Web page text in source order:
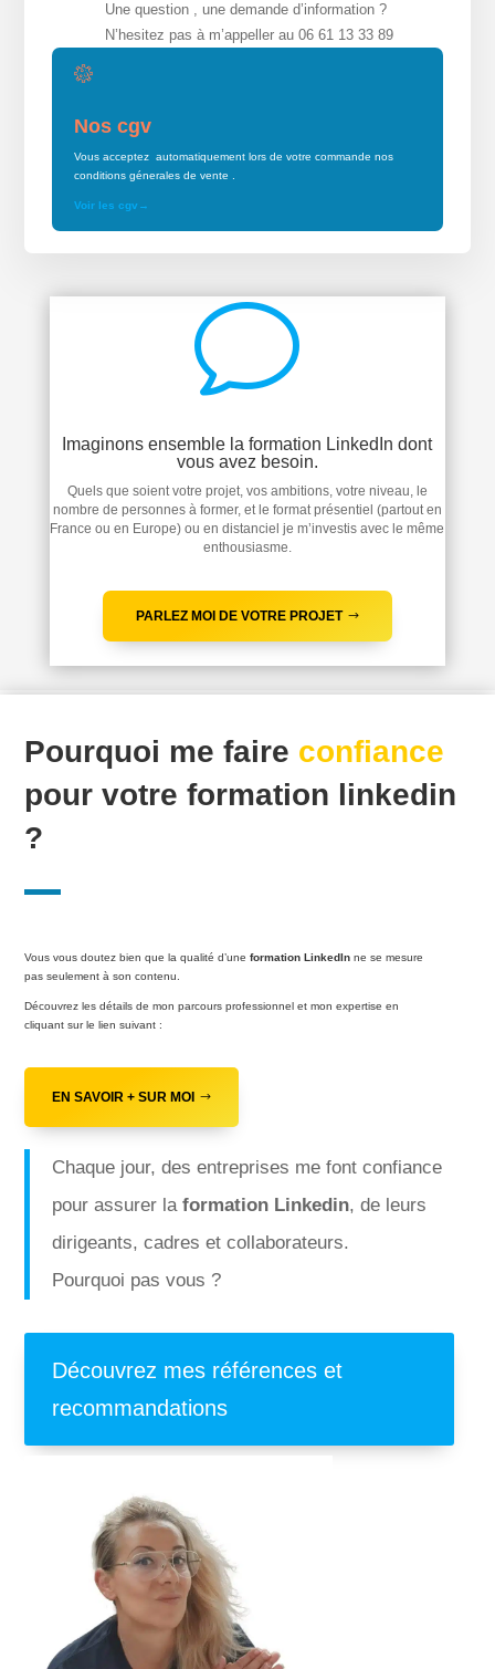
Une question , une demande d’information ?
N’hesitez pas à m’appeller au 06 61 13 33 89
Nos cgv
Vous acceptez automatiquement lors de votre commande nos
conditions génerales de vente .
Voir les cgv →
v
Imaginons ensemble la formation LinkedIn dont
vous avez besoin.
Quels que soient votre projet, vos ambitions, votre niveau, le
nombre de personnes à former, et le format présentiel (partout en
France ou en Europe) ou en distanciel je m’investis avec le même
enthousiasme.
PARLEZ MOI DE VOTRE PROJET
Pourquoi me faire confiance
pour votre formation linkedin
?
Vous vous doutez bien que la qualité d’uneformation LinkedIn ne se mesure
pas seulement à son contenu.
Découvrez les détails de mon parcours professionnel et mon expertise en
cliquant sur le lien suivant :
EN SAVOIR + SUR MOI
Chaque jour, des entreprises me font confiance
pour assurer laformation Linkedin, de leurs
dirigeants, cadres et collaborateurs.
Pourquoi pas vous ?
Découvrez mes références et
recommandations